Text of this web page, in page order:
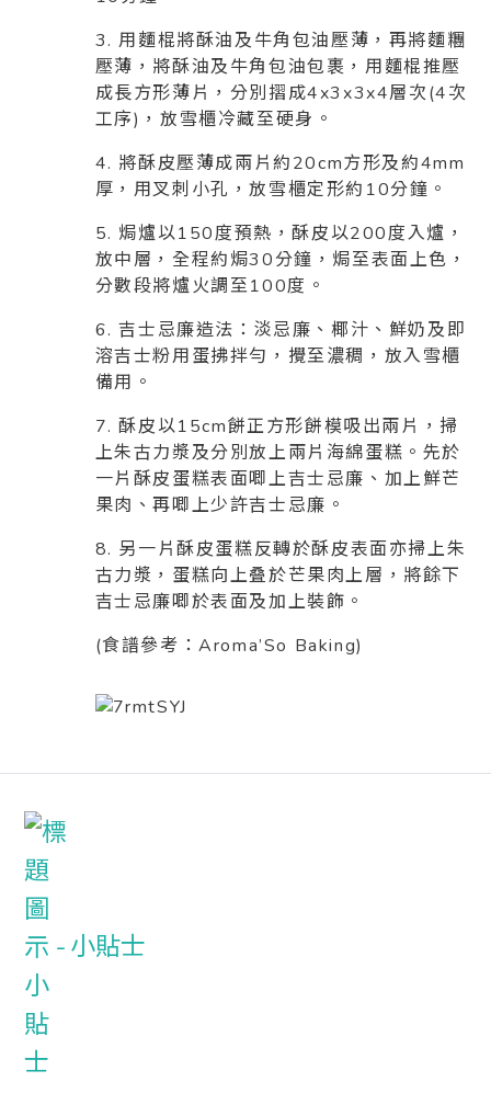
3. 用麵棍將酥油及牛角包油壓薄，再將麵糰
壓薄，將酥油及牛角包油包裹，用麵棍推壓
成長方形薄片，分別摺成4x3x3x4層次(4次
工序)，放雪櫃冷藏至硬身。
4. 將酥皮壓薄成兩片約20cm方形及約4mm
厚，用叉刺小孔，放雪櫃定形約10分鐘。
5. 焗爐以150度預熱，酥皮以200度入爐，
放中層，全程約焗30分鐘，焗至表面上色，
分數段將爐火調至100度。
6. 吉士忌廉造法：淡忌廉、椰汁、鮮奶及即
溶吉士粉用蛋拂拌勻，攪至濃稠，放入雪櫃
備用。
7. 酥皮以15cm餅正方形餅模吸出兩片，掃
上朱古力漿及分別放上兩片海綿蛋糕。先於
一片酥皮蛋糕表面唧上吉士忌廉、加上鮮芒
果肉、再唧上少許吉士忌廉。
8. 另一片酥皮蛋糕反轉於酥皮表面亦掃上朱
古力漿，蛋糕向上叠於芒果肉上層，將餘下
吉士忌廉唧於表面及加上裝飾。
(食譜參考：Aroma’So Baking)
小貼士